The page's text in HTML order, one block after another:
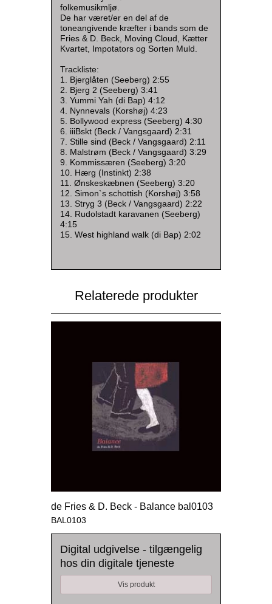
folkemusikmljø.
De har været/er en del af de
toneangivende kræfter i bands som de
Fries & D. Beck, Moving Cloud, Kætter
Kvartet, Impotators og Sorten Muld.
Trackliste:
1. Bjerglåten (Seeberg) 2:55
2. Bjerg 2 (Seeberg) 3:41
3. Yummi Yah (di Bap) 4:12
4. Nynnevals (Korshøj) 4:23
5. Bollywood express (Seeberg) 4:30
6. iiiBskt (Beck / Vangsgaard) 2:31
7. Stille sind (Beck / Vangsgaard) 2:11
8. Malstrøm (Beck / Vangsgaard) 3:29
9. Kommissæren (Seeberg) 3:20
10. Hærg (Instinkt) 2:38
11. Ønskeskæbnen (Seeberg) 3:20
12. Simon`s schottish (Korshøj) 3:58
13. Stryg 3 (Beck / Vangsgaard) 2:22
14. Rudolstadt karavanen (Seeberg)
4:15
15. West highland walk (di Bap) 2:02
Relaterede produkter
de Fries & D. Beck - Balance bal0103
BAL0103
Digital udgivelse - tilgængelig
hos din digitale tjeneste
Vis produkt